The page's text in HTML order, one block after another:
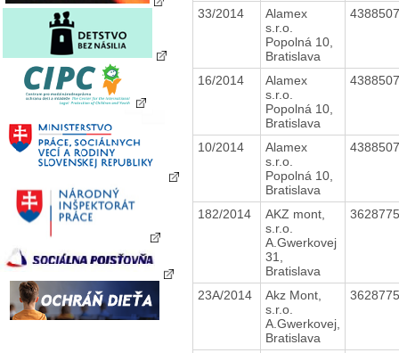
33/2014
Alamex
s.r.o.
Popolná 10,
Bratislava
16/2014
Alamex
s.r.o.
Popolná 10,
Bratislava
10/2014
Alamex
s.r.o.
Popolná 10,
Bratislava
182/2014
AKZ mont,
s.r.o.
A.Gwerkovej
31,
Bratislava
23A/2014
Akz Mont,
s.r.o.
A.Gwerkovej,
Bratislava